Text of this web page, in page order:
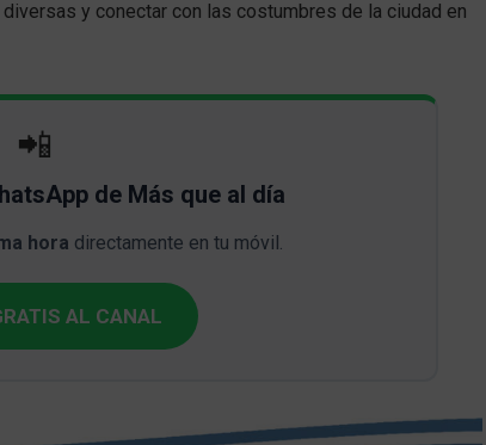
y conectar con las costumbres de la ciudad en
📲
de Más que al día
hora directamente en tu móvil.
AL CANAL